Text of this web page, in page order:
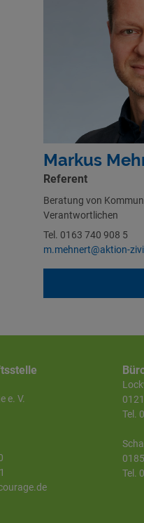
Markus
Referent
Beratung von
Verantwortlichen
Tel. 0163 740 908 5
m.mehnert@aktion-
e. V.
Tel.
Tel.